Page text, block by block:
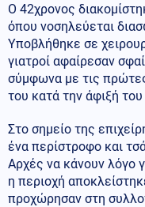
Ο 42χρονος
όπου νοσηλεύεται
Υποβλήθηκε σε
γιατροί αφαίρεσαν
σύμφωνα με τις
του κατά την άφιξή
Στο σημείο της
ένα περίστροφο και
Αρχές να κάνουν λόγο
η περιοχή
προχώρησαν στη